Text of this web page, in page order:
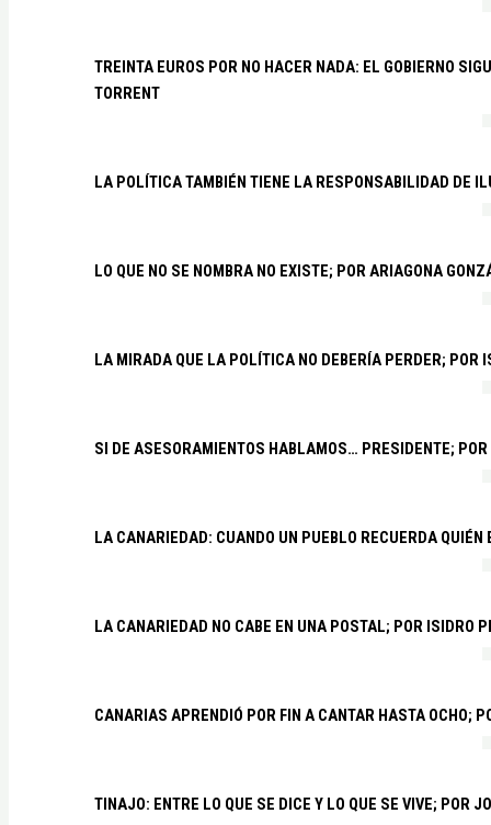
TREINTA EUROS POR NO HACER NADA: EL GOBIERNO
TORRENT
LA POLÍTICA TAMBIÉN TIENE LA RESPONSABILIDAD DE
LO QUE NO SE NOMBRA NO EXISTE; POR ARIAGONA
LA MIRADA QUE LA POLÍTICA NO DEBERÍA PERDER; POR
SI DE ASESORAMIENTOS HABLAMOS… PRESIDENTE;
LA CANARIEDAD: CUANDO UN PUEBLO RECUERDA QUIÉN
LA CANARIEDAD NO CABE EN UNA POSTAL; POR ISIDRO
CANARIAS APRENDIÓ POR FIN A CANTAR HASTA OCHO;
TINAJO: ENTRE LO QUE SE DICE Y LO QUE SE VIVE; POR